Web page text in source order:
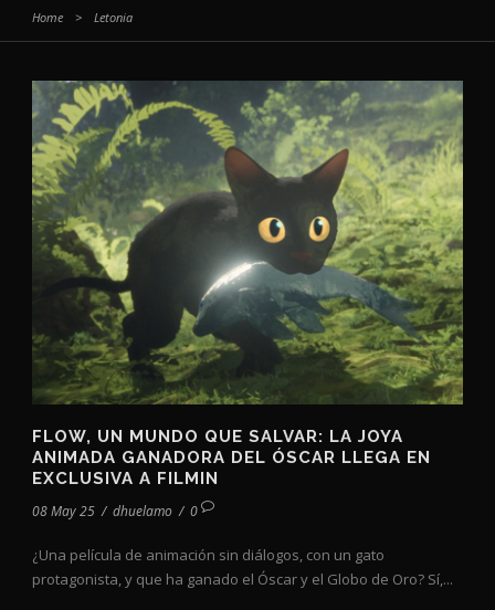
Home > Letonia
FLOW, UN MUNDO QUE SALVAR: LA JOYA
ANIMADA GANADORA DEL ÓSCAR LLEGA EN
EXCLUSIVA A FILMIN
08 May 25 / dhuelamo / 0
¿Una película de animación sin diálogos, con un gato
protagonista, y que ha ganado el Óscar y el Globo de Oro? Sí,...